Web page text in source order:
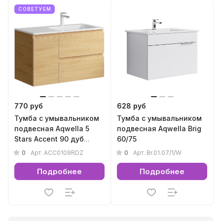
СОВЕТУЕМ
770 руб
Тумба с умывальником
подвесная Aqwella 5
Stars Accent 90 дуб
золотой
0 Арт. ACC0109RDZ
Подробнее
628 руб
Тумба с умывальником
подвесная Aqwella Brig
60/75
0 Арт. Br.01.07/1/W
Подробнее